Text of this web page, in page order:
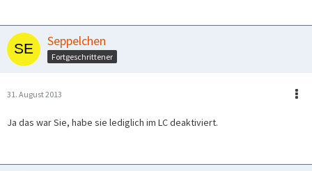
Seppelchen
Fortgeschrittener
31. August 2013
Ja das war Sie, habe sie lediglich im LC deaktiviert.